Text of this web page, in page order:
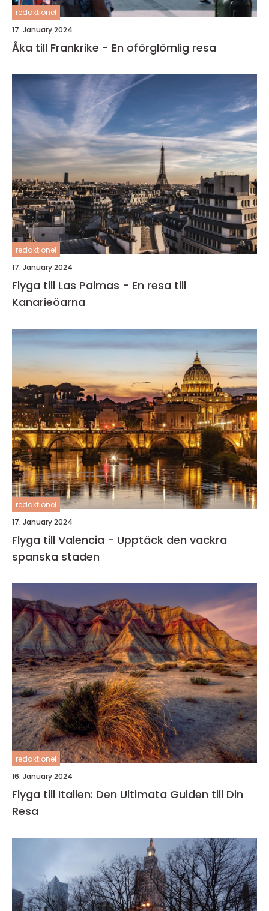
redaktionel
17. January 2024
Åka till Frankrike - En oförglömlig resa
redaktionel
17. January 2024
Flyga till Las Palmas - En resa till
Kanarieöarna
redaktionel
17. January 2024
Flyga till Valencia - Upptäck den vackra
spanska staden
redaktionel
16. January 2024
Flyga till Italien: Den Ultimata Guiden till Din
Resa